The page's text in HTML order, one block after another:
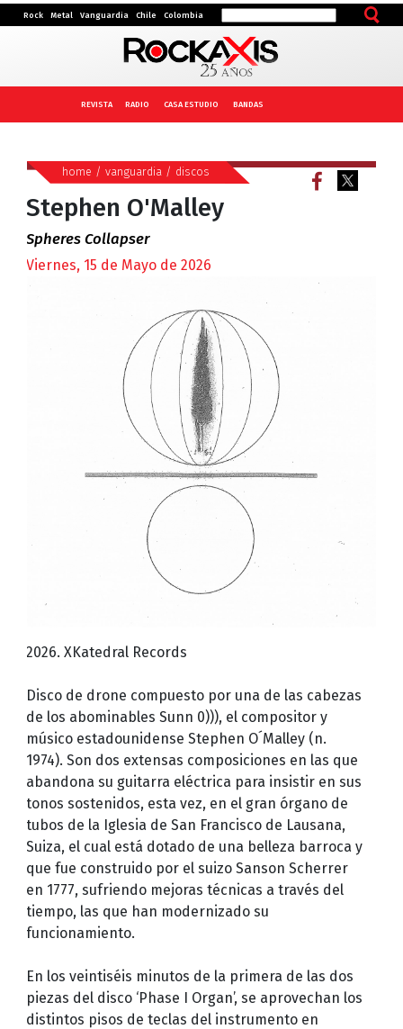
Rock Metal Vanguardia Chile Colombia
REVISTA RADIO CASA ESTUDIO BANDAS
home / vanguardia/ discos
Stephen O'Malley
Spheres Collapser
Viernes, 15 de Mayo de 2026
2026. XKatedral Records
Disco de drone compuesto por una de las cabezas
de los abominables Sunn 0))), el compositor y
músico estadounidense Stephen O´Malley (n.
1974). Son dos extensas composiciones en las que
abandona su guitarra eléctrica para insistir en sus
tonos sostenidos, esta vez, en el gran órgano de
tubos de la Iglesia de San Francisco de Lausana,
Suiza, el cual está dotado de una belleza barroca y
que fue construido por el suizo Sanson Scherrer
en 1777, sufriendo mejoras técnicas a través del
tiempo, las que han modernizado su
funcionamiento.
En los veintiséis minutos de la primera de las dos
piezas del disco ‘Phase I Organ’, se aprovechan los
distintos pisos de teclas del instrumento en